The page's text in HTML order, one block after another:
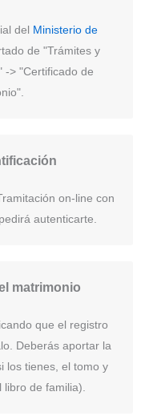
del Ministerio de
de "Trámites y
-> "Certificado de
on-line con
autenticarte.
matrimonio
que el registro
Deberás aportar la
los tienes, el tomo y
de familia).